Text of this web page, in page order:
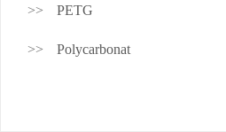
PETG
Polycarbonat